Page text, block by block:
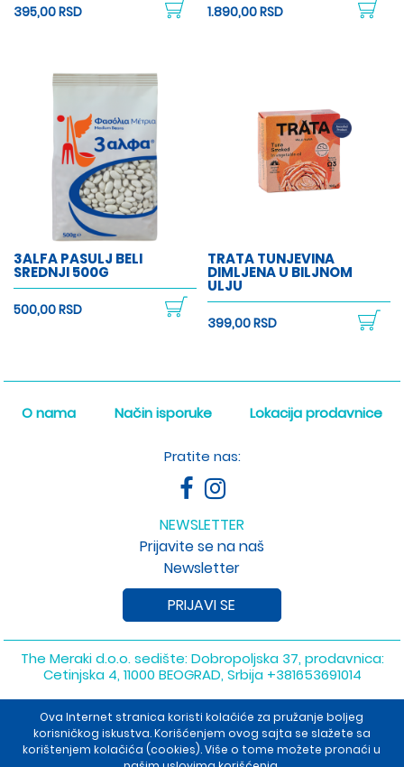
Ova Internet stranica koristi kolačiće za pružanje boljeg
korisničkog iskustva. Korišćenjem ovog sajta se slažete sa
korištenjem kolačića (cookies). Više o tome možete pronaći u
395,00 RSD 1.890,00 RSD
3ALFA PASULJ BELI
SREDNJI 500G
500,00 RSD
TRATA TUNJEVINA
DIMLJENA U BILJNOM
ULJU
399,00 RSD
O nama Način isporuke Lokacija prodavnice
Pratite nas:
NEWSLETTER
Prijavite se na naš
Newsletter
PRIJAVI SE
The Meraki d.o.o. sedište: Dobropoljska 37, prodavnica:
Cetinjska 4, 11000 BEOGRAD, Srbija +381653691014
byshopen.com